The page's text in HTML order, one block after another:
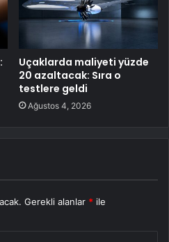
Uçaklarda maliyeti yüzde
20 azaltacak: Sıra o
testlere geldi
Ağustos 4, 2026
Gerekli alanlar * ile